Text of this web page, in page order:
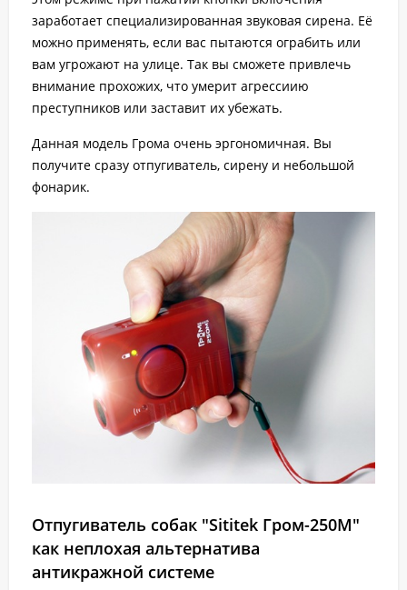
заработает специализированная звуковая сирена. Её
можно применять, если вас пытаются ограбить или
вам угрожают на улице. Так вы сможете привлечь
внимание прохожих, что умерит агрессиию
преступников или заставит их убежать.
Данная модель Грома очень эргономичная. Вы
получите сразу отпугиватель, сирену и небольшой
фонарик.
Отпугиватель собак "Sititek Гром-250М"
как неплохая альтернатива
антикражной системе